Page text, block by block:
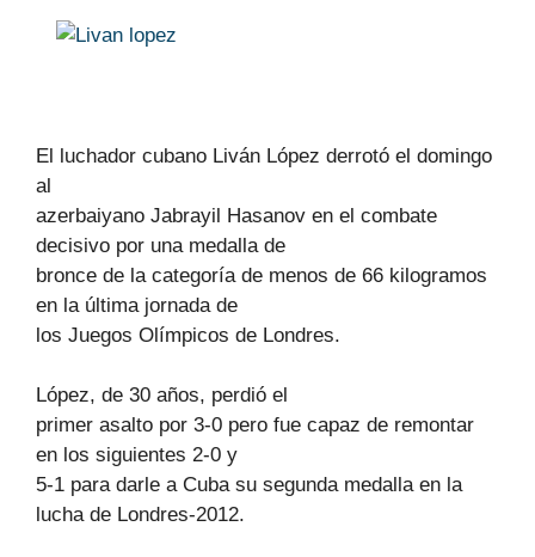
El luchador cubano Liván López derrotó el domingo
al
azerbaiyano Jabrayil Hasanov en el combate
decisivo por una medalla de
bronce de la categoría de menos de 66 kilogramos
en la última jornada de
los Juegos Olímpicos de Londres.
López, de 30 años, perdió el
primer asalto por 3-0 pero fue capaz de remontar
en los siguientes 2-0 y
5-1 para darle a Cuba su segunda medalla en la
lucha de Londres-2012.